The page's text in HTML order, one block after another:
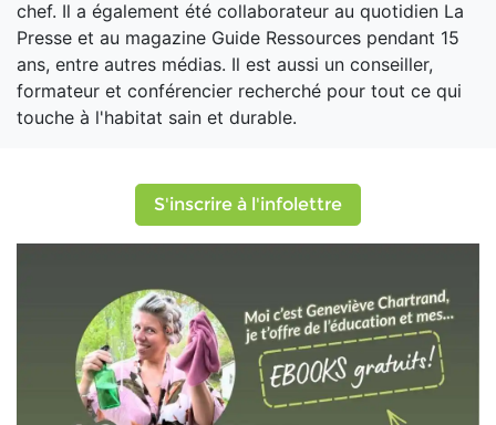
chef. Il a également été collaborateur au quotidien La
Presse et au magazine Guide Ressources pendant 15
ans, entre autres médias. Il est aussi un conseiller,
formateur et conférencier recherché pour tout ce qui
touche à l'habitat sain et durable.
S'inscrire à l'infolettre